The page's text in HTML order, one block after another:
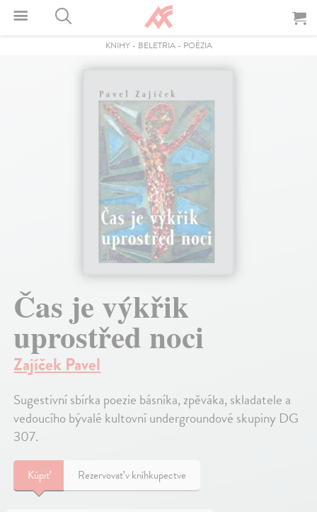
KNIHY- BELETRIA- POÉZIA
Čas je výkřik
uprostřed noci
Zajíček Pavel
Sugestivní sbírka poezie básníka, zpěváka, skladatele a
vedoucího bývalé kultovní undergroundové skupiny DG
307.
Kúpiť Rezervovať v kníhkupectve